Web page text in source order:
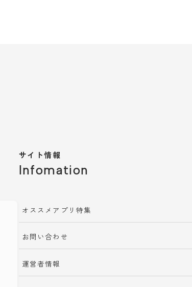
サイト情報
Infomation
オススメアプリ特集
お問い合わせ
運営者情報